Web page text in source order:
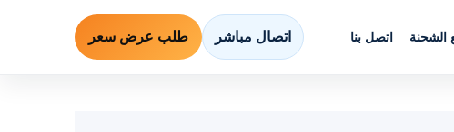
الشحنة اتصل بنا اتصال مباشر طلب عرض سعر